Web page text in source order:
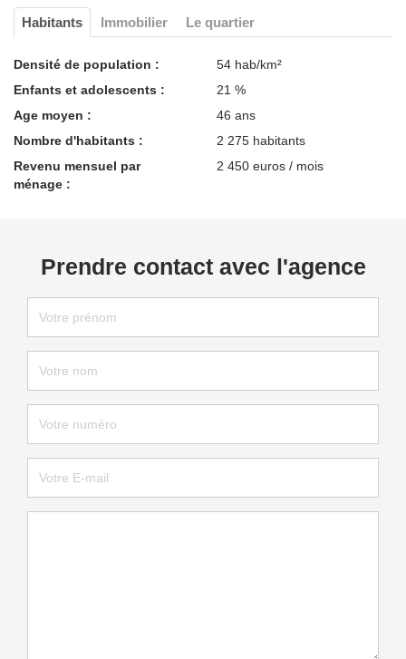
Habitants Immobilier Le quartier
Densité de population :
54 hab/km²
Enfants et adolescents :
21 %
Age moyen :
46 ans
Nombre d'habitants :
2 275 habitants
Revenu mensuel par
ménage :
2 450 euros / mois
Prendre contact avec l'agence